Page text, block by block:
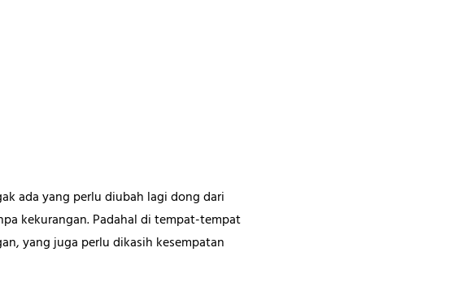
ada yang perlu diubah lagi dong dari
kekurangan. Padahal di tempat-tempat
yang juga perlu dikasih kesempatan